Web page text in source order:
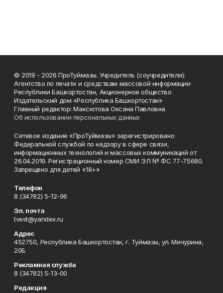
© 2019 - 2026 ПроТуймазы. Учредитель (соучредители):
Агентство по печати и средствам массовой информации
Республики Башкортостан, Акционерное общество
Издательский дом «Республика Башкортостан»
Главный редактор: Максютова Оксана Павловна
Об использовании персональных данных
Сетевое издание «ПроТуймазы» зарегистрировано
Федеральной службой по надзору в сфере связи,
информационных технологий и массовых коммуникаций от
26.04.2019. Регистрационный номер СМИ ЭЛ № ФС 77-75680.
Запрещено для детей «18+»
Телефон
8 (34782) 5-12-96
Эл. почта
tvest@yandex.ru
Адрес
452750, Республика Башкортостан, г. Туймазы, ул. Мичурина,
20Б
Рекламная служба
8 (34782) 5-13-00
Редакция